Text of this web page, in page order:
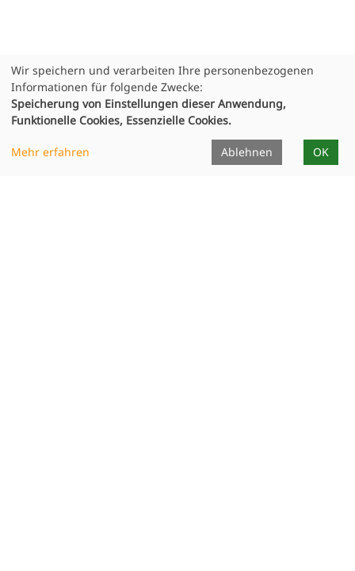
Wir speichern und verarbeiten Ihre personenbezogenen
Informationen für folgende Zwecke:
Speicherung von Einstellungen dieser Anwendung,
Funktionelle Cookies, Essenzielle Cookies.
Mehr erfahren Ablehnen OK